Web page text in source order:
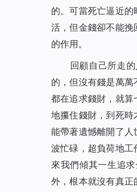
的。可當死亡逼近
活，但金錢卻不能
的作用。
回顧自己所走
的，但沒有錢是萬
都在追求錢財，就
地攥住錢財，到死時
能帶著遺憾離開了
波忙碌，超負荷地
來我們傾其一生追
外，根本就沒有真